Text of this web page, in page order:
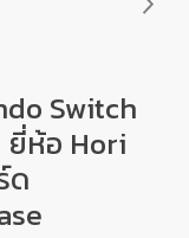
Switch
ยี่ห้อ Hori
ด